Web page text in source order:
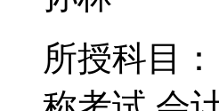
所授科目：